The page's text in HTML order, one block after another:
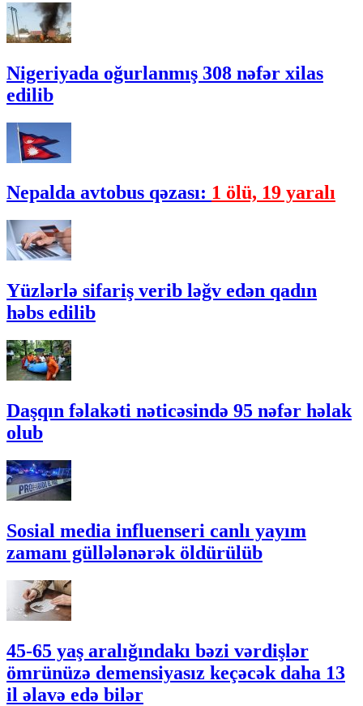
Nigeriyada oğurlanmış 308 nəfər xilas
edilib
Nepalda avtobus qəzası: 1 ölü, 19 yaralı
Yüzlərlə sifariş verib ləğv edən qadın
həbs edilib
Daşqın fəlakəti nəticəsində 95 nəfər həlak
olub
Sosial media influenseri canlı yayım
zamanı güllələnərək öldürülüb
45-65 yaş aralığındakı bəzi vərdişlər
ömrünüzə demensiyasız keçəcək daha 13
il əlavə edə bilər